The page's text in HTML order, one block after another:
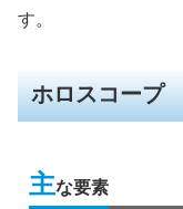
す。
ホロスコープ
主な要素